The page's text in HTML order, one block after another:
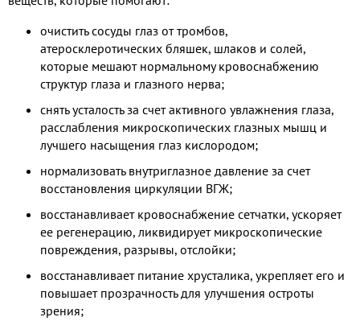
очистить сосуды глаз от тромбов,
атеросклеротических бляшек, шлаков и солей,
которые мешают нормальному кровоснабжению
структур глаза и глазного нерва;
снять усталость за счет активного увлажнения глаза,
расслабления микроскопических глазных мышц и
лучшего насыщения глаз кислородом;
нормализовать внутриглазное давление за счет
восстановления циркуляции ВГЖ;
восстанавливает кровоснабжение сетчатки, ускоряет
ее регенерацию, ликвидирует микроскопические
повреждения, разрывы, отслойки;
восстанавливает питание хрусталика, укрепляет его и
повышает прозрачность для улучшения остроты
зрения;